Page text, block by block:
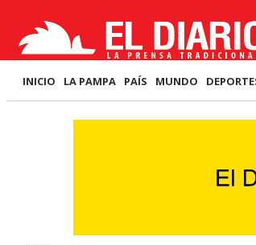
INICIO LA PAMPA PAÍS MUNDO